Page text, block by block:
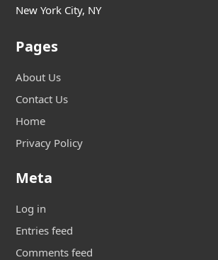
New York City, NY
Pages
About Us
Contact Us
Home
Privacy Policy
Meta
Log in
Entries feed
Comments feed